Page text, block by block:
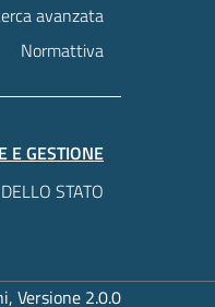
avanzata
Normattiva
E GESTIONE
STATO
Versione 2.0.0